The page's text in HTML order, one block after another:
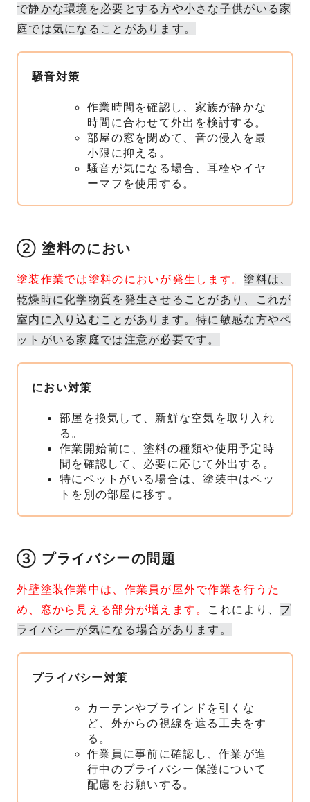
で静かな環境を必要とする方や小さな子供がいる家
庭では気になることがあります。
騒音対策
作業時間を確認し、家族が静かな
時間に合わせて外出を検討する。
部屋の窓を閉めて、音の侵入を最
小限に抑える。
騒音が気になる場合、耳栓やイヤ
ーマフを使用する。
② 塗料のにおい
塗装作業では塗料のにおいが発生します。塗料は、
乾燥時に化学物質を発生させることがあり、これが
室内に入り込むことがあります。特に敏感な方やペ
ットがいる家庭では注意が必要です。
におい対策
部屋を換気して、新鮮な空気を取り入れ
る。
作業開始前に、塗料の種類や使用予定時
間を確認して、必要に応じて外出する。
特にペットがいる場合は、塗装中はペッ
トを別の部屋に移す。
③ プライバシーの問題
外壁塗装作業中は、作業員が屋外で作業を行うた
め、窓から見える部分が増えます。 これにより、 プ
ライバシーが気になる場合があります。
プライバシー対策
カーテンやブラインドを引くな
ど、外からの視線を遮る工夫をす
る。
作業員に事前に確認し、作業が進
行中のプライバシー保護について
配慮をお願いする。